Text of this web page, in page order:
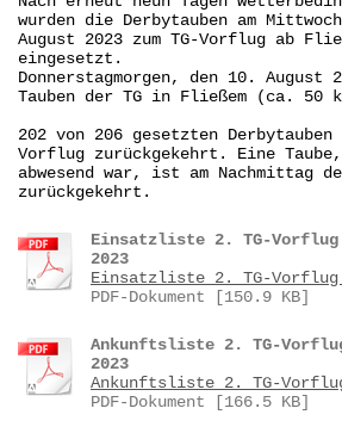
wurden die Derbytauben am
August 2023 zum TG-Vorflug ab
eingesetzt.
Donnerstagmorgen, den 10. August
Tauben der TG in Fließem (ca. 50
202 von 206 gesetzten
Vorflug zurückgekehrt.
Eine
abwesend war, ist am Nachmittag
zurückgekehrt.
Einsatzliste 2. TG-Vorflug
2023
Einsatzliste 2. TG-Vorflug
PDF-Dokument [150.9 KB]
Ankunftsliste 2. TG-
2023
Ankunftsliste 2. TG-
PDF-Dokument [166.5 KB]